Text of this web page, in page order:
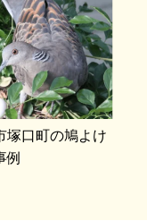
塚口町の鳩よけ
例